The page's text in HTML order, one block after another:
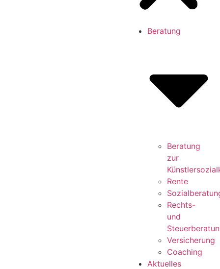
Beratung
Beratung
zur
Rente
Rechts-
und
Versicherung
Coaching
Aktuelles